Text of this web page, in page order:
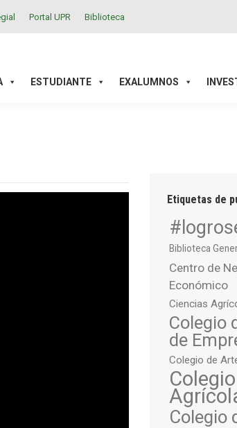
Portal UPR Biblioteca
ESTUDIANTE EXALUMNOS
Etiquetas de
Biblioteca
Centro de
Económico
Ciencias
Colegio
de
Colegio de
Colegio